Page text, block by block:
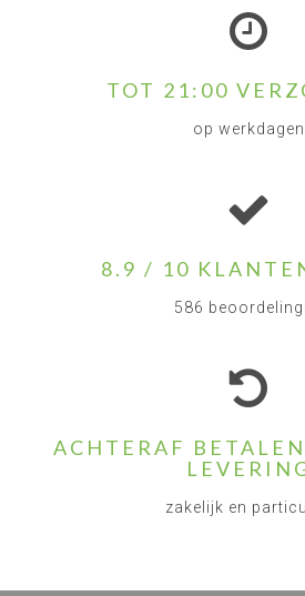
TOT 21:00
op werkdagen
8.9 / 10
586
ACHTERAF
zakelijk en